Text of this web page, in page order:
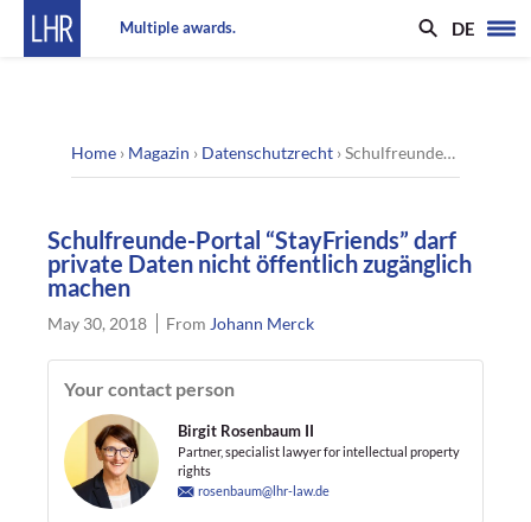
Multiple awards. DE
Home › Magazin › Datenschutzrecht ›Schulfreunde-Portal “StayFriends” darf private Daten nicht öffentlich zugänglich machen
Schulfreunde-Portal “StayFriends” darf
private Daten nicht öffentlich zugänglich
machen
May 30, 2018 From Johann Merck
Your contact person
Birgit Rosenbaum II
Partner, specialist lawyer for intellectual property
rights
rosenbaum@lhr-law.de